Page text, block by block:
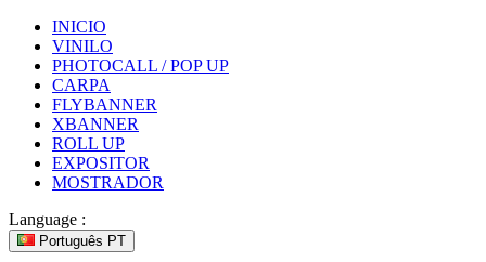
INICIO
VINILO
PHOTOCALL / POP UP
CARPA
FLYBANNER
XBANNER
ROLL UP
EXPOSITOR
MOSTRADOR
Language :
Português PT